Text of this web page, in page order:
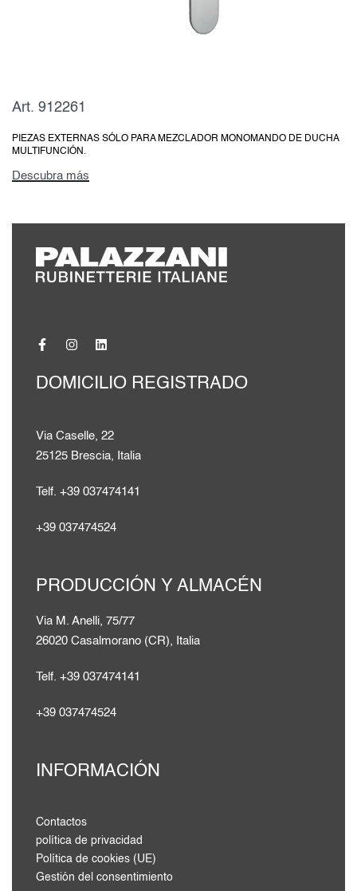
Art. 912261
PIEZAS EXTERNAS SÓLO PARA MEZCLADOR MONOMANDO DE DUCHA
MULTIFUNCIÓN.
Descubra más
DOMICILIO REGISTRADO
Via Caselle, 22
25125 Brescia, Italia
Telf. +39 037474141
+39 037474524
PRODUCCIÓN Y ALMACÉN
Via M. Anelli, 75/77
26020 Casalmorano (CR), Italia
Telf. +39 037474141
+39 037474524
INFORMACIÓN
Contactos
política de privacidad
Política de cookies (UE)
Gestión del consentimiento